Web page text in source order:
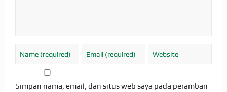
Simpan nama, email, dan situs web saya pada peramban